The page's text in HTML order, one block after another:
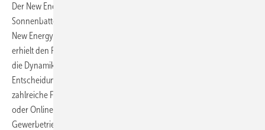
Der New Energy Pioneer Award 2015 ging diesmal auch an die
Sonnenbatterie GmbH. Der Preis wird einmal im Jahr von Bloomberg
New Energy Finance (BNEF) in New York vergeben. Die deutsche Firma
erhielt den Preis für ihr Wachstumspotenzial, die Innovationskraft und
die Dynamik des Unternehmens. Weiteres Kriterium bei der
Entscheidung der Jury war das intelligente Speichersystem, das
zahlreiche Funktionen wie Demand Side Management, Peak Shaving
oder Online-Monitoring beherrscht. Es ermöglicht Haushalten und
Gewerbetrieben maximalen Eigenverbrauch mit Strom aus